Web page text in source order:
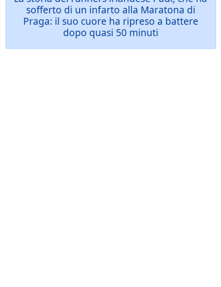
sofferto di un infarto alla Maratona di
Praga: il suo cuore ha ripreso a battere
dopo quasi 50 minuti